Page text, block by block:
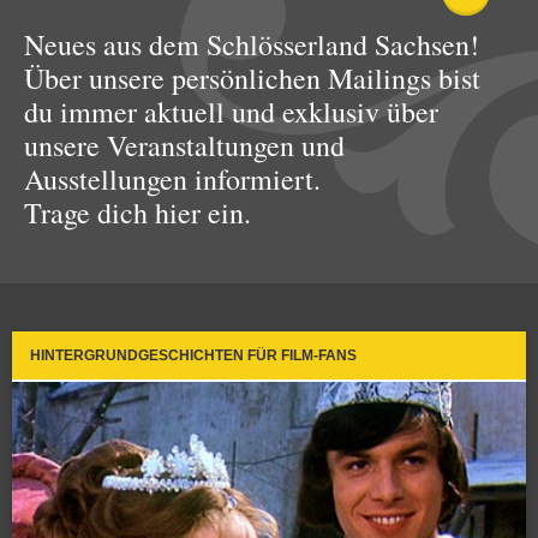
Neues aus dem Schlösserland Sachsen!
Über unsere persönlichen Mailings bist
du immer aktuell und exklusiv über
unsere Veranstaltungen und
Ausstellungen informiert.
Trage dich hier ein.
HINTERGRUNDGESCHICHTEN FÜR FILM-FANS